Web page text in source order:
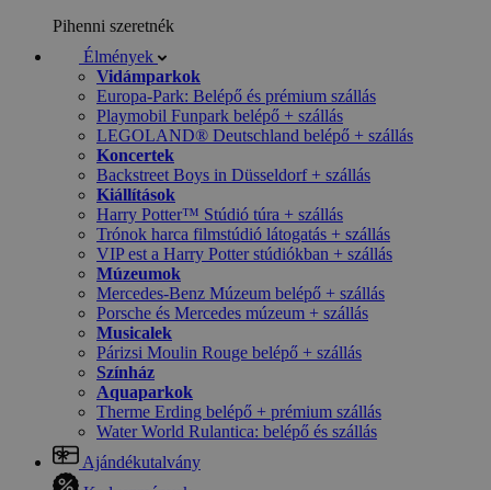
Pihenni szeretnék
Élmények
Vidámparkok
Europa-Park: Belépő és prémium szállás
Playmobil Funpark belépő + szállás
LEGOLAND® Deutschland belépő + szállás
Koncertek
Backstreet Boys in Düsseldorf + szállás
Kiállítások
Harry Potter™ Stúdió túra + szállás
Trónok harca filmstúdió látogatás + szállás
VIP est a Harry Potter stúdiókban + szállás
Múzeumok
Mercedes-Benz Múzeum belépő + szállás
Porsche és Mercedes múzeum + szállás
Musicalek
Párizsi Moulin Rouge belépő + szállás
Színház
Aquaparkok
Therme Erding belépő + prémium szállás
Water World Rulantica: belépő és szállás
Ajándékutalvány